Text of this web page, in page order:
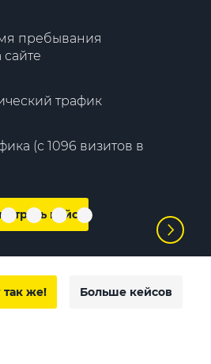
пребывания
сайте
трафик
(с 1096 визитов в
кейс
так же! Больше кейсов